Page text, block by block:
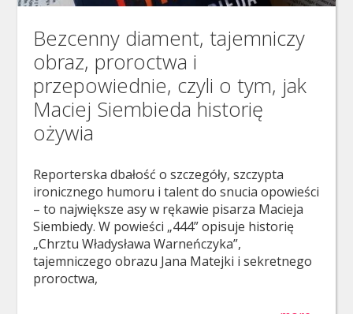
Bezcenny diament, tajemniczy
obraz, proroctwa i
przepowiednie, czyli o tym, jak
Maciej Siembieda historię
ożywia
Reporterska dbałość o szczegóły, szczypta
ironicznego humoru i talent do snucia opowieści
– to największe asy w rękawie pisarza Macieja
Siembiedy. W powieści „444” opisuje historię
„Chrztu Władysława Warneńczyka”,
tajemniczego obrazu Jana Matejki i sekretnego
proroctwa,